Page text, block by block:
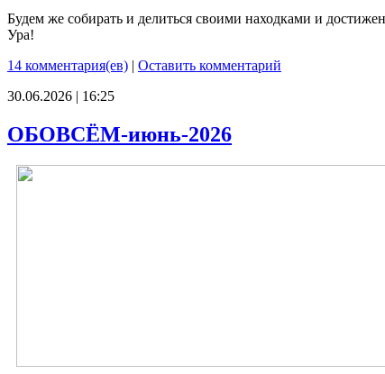
Будем же собирать и делиться своими находками и
Ура!
14 комментария(ев) | Оставить комментарий
30.06.2026 | 16:25
ОБОВСЁМ-июнь-2026